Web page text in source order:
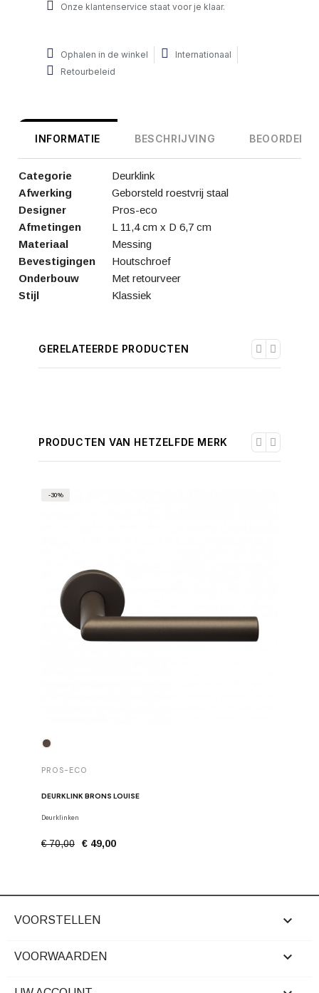
Onze klantenservice staat voor je klaar.
Ophalen in de winkel
Internationaal
Retourbeleid
INFORMATIE BESCHRIJVING
Categorie
Deurklink
Afwerking
Geborsteld roestvrij staal
Designer
Pros-eco
Afmetingen
L 11,4 cm x D 6,7 cm
Materiaal
Messing
Bevestigingen
Houtschroef
Onderbouw
Met retourveer
Stijl
Klassiek
GERELATEERDE PRODUCTEN
PRODUCTEN VAN HETZELFDE MERK
PROS-ECO
DEURKLINK BRONS LOUISE
Deurklinken
€ 70,00 € 49,00
-30%
VOORSTELLEN 
VOORWAARDEN 